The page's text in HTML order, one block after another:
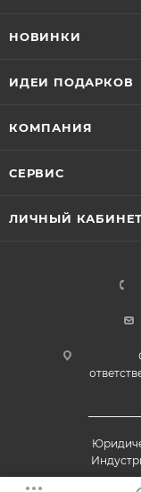
НОВИНКИ
ИДЕИ ПОДАРКОВ
КОМПАНИЯ
СЕРВИС
ЛИЧНЫЙ КАБИНЕТ